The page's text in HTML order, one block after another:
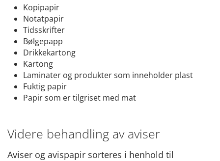
Kopipapir
Notatpapir
Tidsskrifter
Bølgepapp
Drikkekartong
Kartong
Laminater og produkter som inneholder plast
Fuktig papir
Papir som er tilgriset med mat
Videre behandling av aviser
Aviser og avispapir sorteres i henhold til